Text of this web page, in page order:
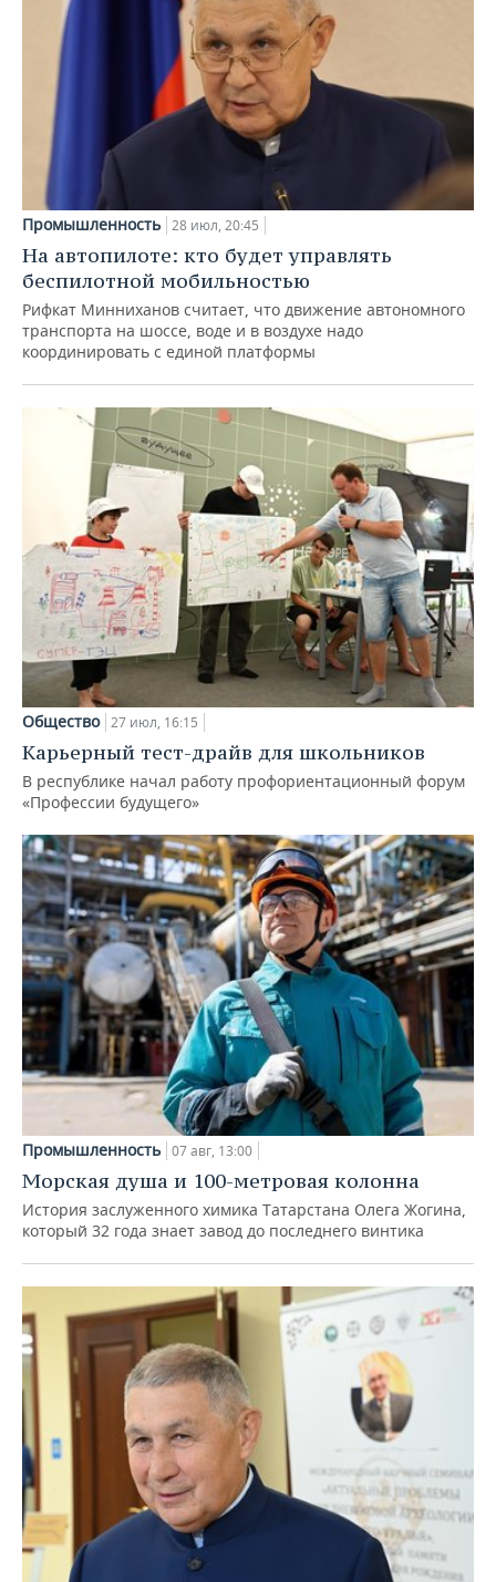
Промышленность 28 июл, 20:45
На автопилоте: кто будет управлять
беспилотной мобильностью
Рифкат Минниханов считает, что движение автономного
транспорта на шоссе, воде и в воздухе надо
координировать с единой платформы
Общество 27 июл, 16:15
Карьерный тест-драйв для школьников
В республике начал работу профориентационный форум
«Профессии будущего»
Промышленность 07 авг, 13:00
Морская душа и 100-метровая колонна
История заслуженного химика Татарстана Олега Жогина,
который 32 года знает завод до последнего винтика